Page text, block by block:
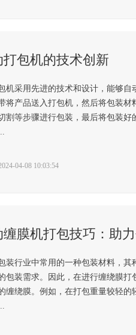
打包机的技术创新
机采用先进的技术和设计，能够自
将产品送入打包机，然后将包装材
割等步骤进行包装，最后将包装好
04-08 10:03:54
装行业中常用的一种包装材料，其
包装需求。因此，在进行缠绕膜打
缠绕膜。例如，在打包重量较轻的